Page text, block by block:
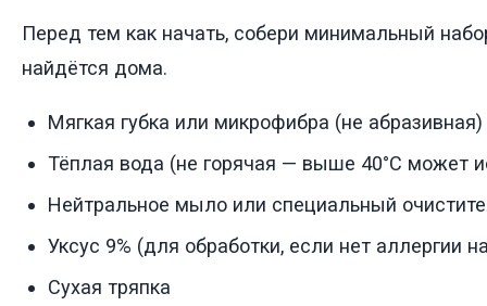
Перед тем как начать, собери минимальный
найдётся дома.
Мягкая губка или микрофибра (не абразивная)
Тёплая вода (не горячая — выше 40°C может
Нейтральное мыло или специальный
Уксус 9% (для обработки, если нет аллергии
Сухая тряпка